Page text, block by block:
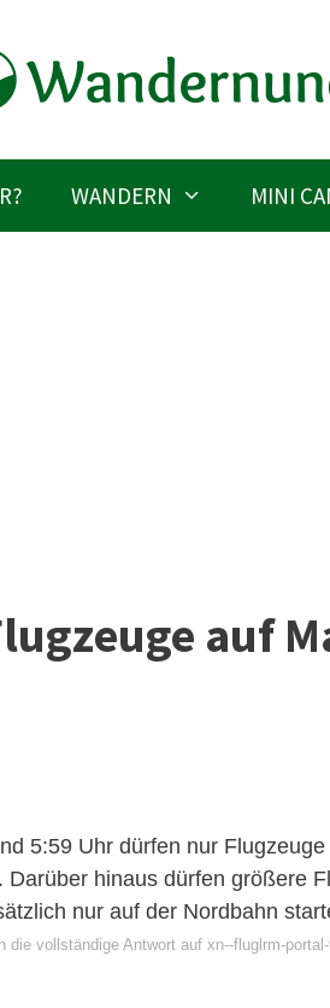
WANDERN MINI
auf
5:59 Uhr dürfen nur
hinaus dürfen größere
nur auf der Nordbahn
die vollständige Antwort auf xn--fluglrm-